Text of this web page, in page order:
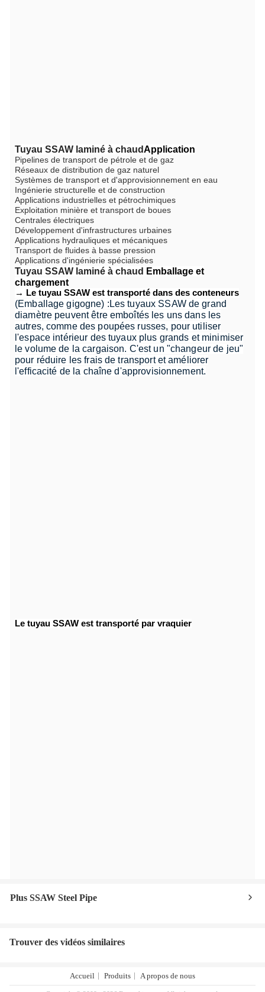
Tuyau SSAW laminé à chaudApplication
Pipelines de transport de pétrole et de gaz
Réseaux de distribution de gaz naturel
Systèmes de transport et d'approvisionnement en eau
Ingénierie structurelle et de construction
Applications industrielles et pétrochimiques
Exploitation minière et transport de boues
Centrales électriques
Développement d'infrastructures urbaines
Applications hydrauliques et mécaniques
Transport de fluides à basse pression
Applications d'ingénierie spécialisées
Tuyau SSAW laminé à chaud Emballage et
chargement
→ Le tuyau SSAW est transporté dans des conteneurs
(Emballage gigogne) : Les tuyaux SSAW de grand
diamètre peuvent être emboîtés les uns dans les
autres, comme des poupées russes, pour utiliser
l'espace intérieur des tuyaux plus grands et minimiser
le volume de la cargaison. C'est un "changeur de jeu"
pour réduire les frais de transport et améliorer
l'efficacité de la chaîne d'approvisionnement.
Le tuyau SSAW est transporté par vraquier
Plus SSAW Steel Pipe
Trouver des vidéos similaires
Accueil Produits A propos de nous